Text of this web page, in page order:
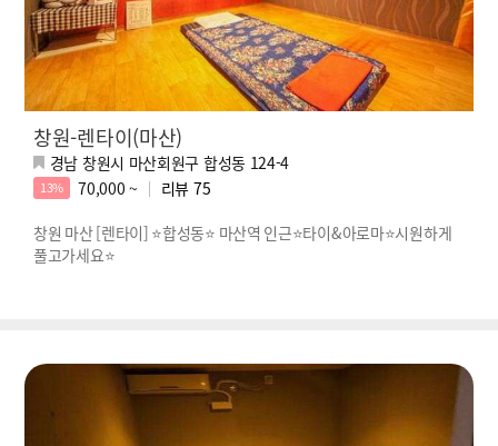
창원-렌타이(마산)
경남 창원시 마산회원구 합성동 124-4
13% 70,000 ~ 리뷰 75
창원 마산 [렌타이] ⭐합성동⭐ 마산역 인근⭐타이&아로마⭐시원하게
풀고가세요⭐